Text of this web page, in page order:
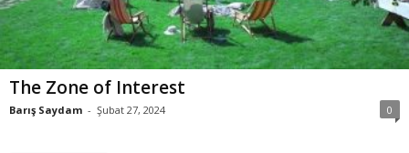
The Zone of Interest
Barış Saydam - Şubat 27, 2024 0